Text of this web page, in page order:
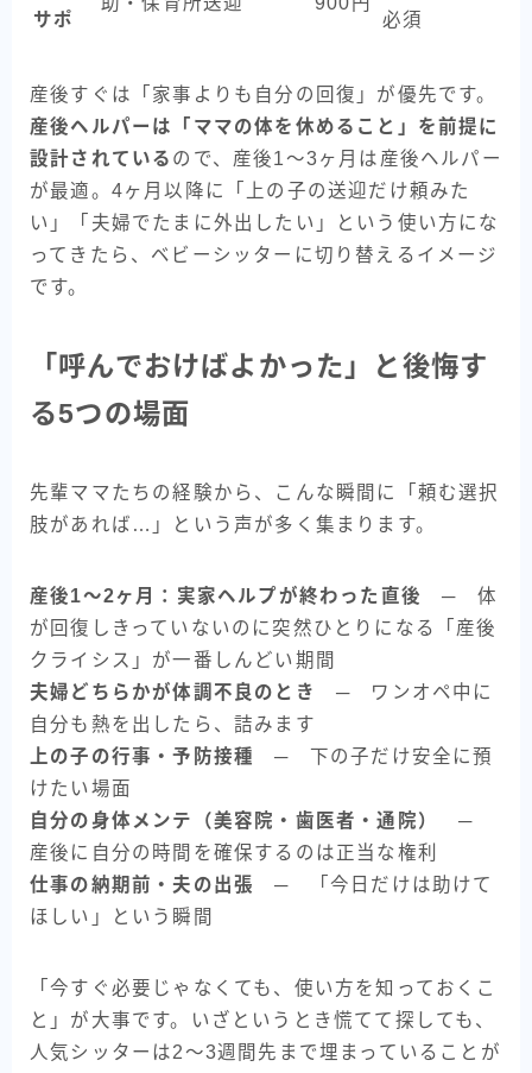
サポ
必須
産後すぐは「家事よりも自分の回復」が優先です。
産後ヘルパーは「ママの体を休めること」を前提に
設計されている ので、産後1〜3ヶ月は産後ヘルパー
が最適。4ヶ月以降に「上の子の送迎だけ頼みた
い」「夫婦でたまに外出したい」という使い方にな
ってきたら、ベビーシッターに切り替えるイメージ
です。
「呼んでおけばよかった」と後悔す
る5つの場面
先輩ママたちの経験から、こんな瞬間に「頼む選択
肢があれば…」という声が多く集まります。
産後1〜2ヶ月：実家ヘルプが終わった直後
─ 体
が回復しきっていないのに突然ひとりになる「産後
クライシス」が一番しんどい期間
夫婦どちらかが体調不良のとき
─ ワンオペ中に
自分も熱を出したら、詰みます
上の子の行事・予防接種
─ 下の子だけ安全に預
けたい場面
自分の身体メンテ（美容院・歯医者・通院）
─
産後に自分の時間を確保するのは正当な権利
仕事の納期前・夫の出張
─ 「今日だけは助けて
ほしい」という瞬間
「今すぐ必要じゃなくても、使い方を知っておくこ
と」が大事です。いざというとき慌てて探しても、
人気シッターは2〜3週間先まで埋まっていることが